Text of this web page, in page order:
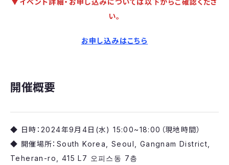
▼イベント詳細・お申し込みについては以下からご確認くださ
い。
お申し込みはこちら
開催概要
◆ 日時：2024年9月4日(水) 15:00~18:00（現地時間）
◆ 開催場所：South Korea, Seoul, Gangnam District,
Teheran-ro, 415 L7 오피스동 7층